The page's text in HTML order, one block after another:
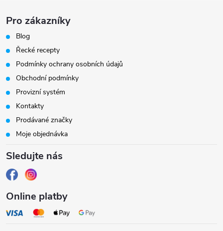
Z
á
p
a
t
Pro zákazníky
Blog
Řecké recepty
Podmínky ochrany osobních údajů
Obchodní podmínky
Provizní systém
Kontakty
Prodávané značky
Moje objednávka
Sledujte nás
Online platby